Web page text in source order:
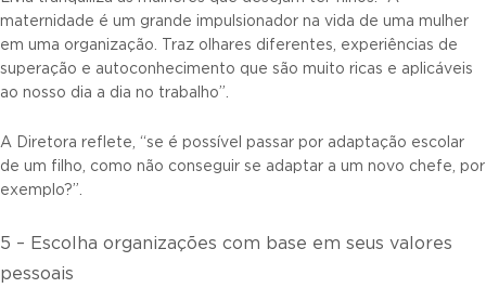
maternidade é um grande impulsionador na vida de uma mulher
em uma organização. Traz olhares diferentes, experiências de
superação e autoconhecimento que são muito ricas e aplicáveis
ao nosso dia a dia no trabalho”.
A Diretora reflete, “se é possível passar por adaptação escolar
de um filho, como não conseguir se adaptar a um novo chefe, por
exemplo?”.
5 – Escolha organizações com base em seus valores
pessoais